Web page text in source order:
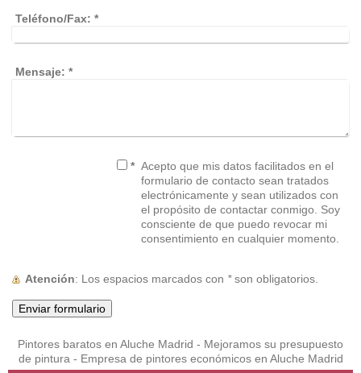
Teléfono/Fax: *
Mensaje: *
* Acepto que mis datos facilitados en el
formulario de contacto sean tratados
electrónicamente y sean utilizados con
el propósito de contactar conmigo. Soy
consciente de que puedo revocar mi
consentimiento en cualquier momento.
Atención : Los espacios marcados con *son obligatorios.
Pintores baratos en Aluche Madrid - Mejoramos su presupuesto
de pintura - Empresa de pintores económicos en Aluche Madrid